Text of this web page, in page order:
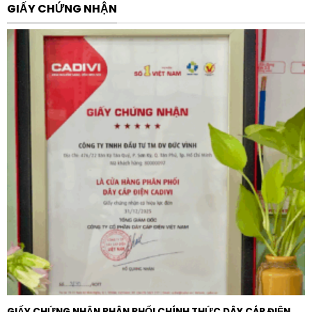
dùng trong nhiều lĩnh vực khác nhau:
Hệ thống điện nhà máy:Lắp đặt trong các tủ điện
bù công suất cho xưởng sản xuất, khu công nghiệp
có nhiều động cơ và máy móc công suất lớn.
Tòa nhà thương mại:
Sử dụng cho hệ thống điều hòa
trung tâm, thang máy và hệ thống chiếu sáng tại các
trung tâm thương mại, chung cư cao tầng.
Trạm biến áp:Bổ sung công suất phản kháng tại
các trạm hạ thế để đảm bảo hiệu suất truyền tải
Nông nghiệp công nghệ cao:
Ứng dụng trong các hệ
thống bơm tưới tiêu và chế biến nông sản quy mô
lớn.
Tại sao nên chọn Tụ bù Shizuki
RG223030D1E chính hãng?
GIẤY CHỨNG NHẬN